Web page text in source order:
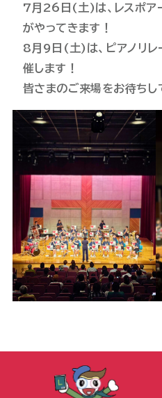
7月26日(土)は、レスポア
がやってきます！
8月9日(土)は、ピアノリ
催します！
皆さまのご来場をお待ちし